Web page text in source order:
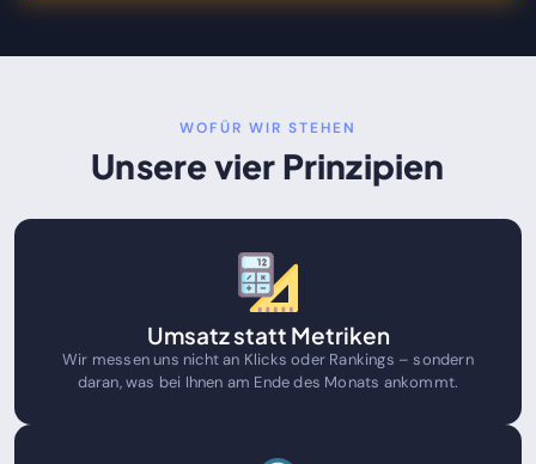
WOFÜR WIR STEHEN
Unsere vier Prinzipien
Umsatz statt Metriken
Wir messen uns nicht an Klicks oder Rankings – sondern
daran, was bei Ihnen am Ende des Monats ankommt.